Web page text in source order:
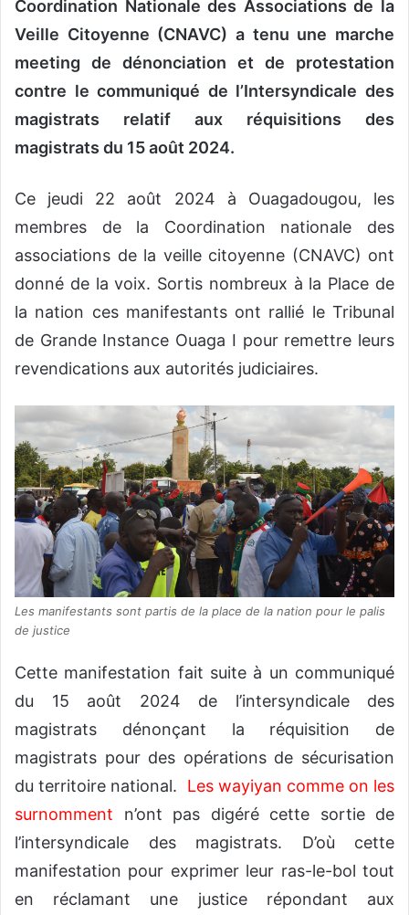
i
e
Coordination Nationale des Associations de la
Veille Citoyenne (CNAVC) a tenu une marche
meeting de dénonciation et de protestation
contre le communiqué de l’Intersyndicale des
magistrats relatif aux réquisitions des
magistrats du 15 août 2024.
Ce jeudi 22 août 2024 à Ouagadougou, les
membres de la Coordination nationale des
associations de la veille citoyenne (CNAVC) ont
donné de la voix. Sortis nombreux à la Place de
la nation ces manifestants ont rallié le Tribunal
de Grande Instance Ouaga I pour remettre leurs
revendications aux autorités judiciaires.
Les manifestants sont partis de la place de la nation pour le palis
de justice
Cette manifestation fait suite à un communiqué
du 15 août 2024 de l’intersyndicale des
magistrats dénonçant la réquisition de
magistrats pour des opérations de sécurisation
du territoire national. Les wayiyan comme on les
surnomment n’ont pas digéré cette sortie de
l’intersyndicale des magistrats. D’où cette
manifestation pour exprimer leur ras-le-bol tout
en réclamant une justice répondant aux